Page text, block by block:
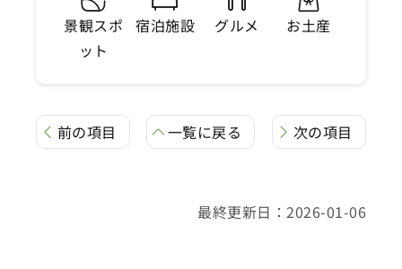
景観スポ
ット
宿泊施設 グルメ お土産
前の項目 一覧に戻る 次の項目
最終更新日：2026-01-06